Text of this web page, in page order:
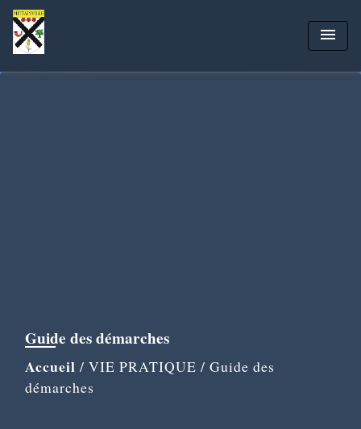
menu
Guide des démarches
Accueil / VIE PRATIQUE / Guide des
démarches